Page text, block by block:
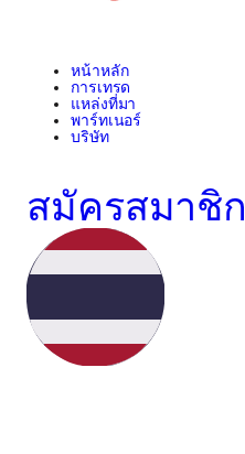
หน้าหลัก
การเทรด
แหล่งที่มา
พาร์ทเนอร์
บริษัท
สมัครสมาชิก